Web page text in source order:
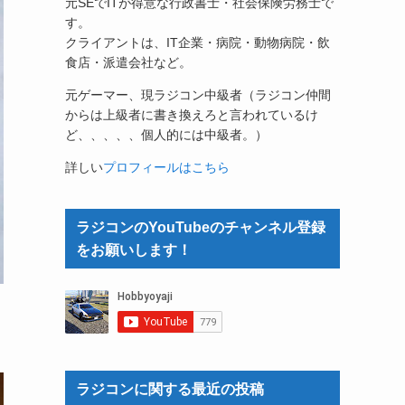
す。
クライアントは、IT企業・病院・動物病院・飲
食店・派遣会社など。
元ゲーマー、現ラジコン中級者（ラジコン仲間
からは上級者に書き換えろと言われているけ
ど、、、、、個人的には中級者。）
詳しいプロフィールはこちら
ラジコンのYouTubeのチャンネル登録
をお願いします！
ラジコンに関する最近の投稿